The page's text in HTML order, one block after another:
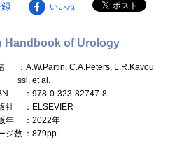
いいね
Handbook of Urology
：A.W.Partin, C.A.Peters, L.R.Kavou
ssi, et al.
：978-0-323-82747-8
社
：ELSEVIER
年
：2022年
ジ数 ：879pp.